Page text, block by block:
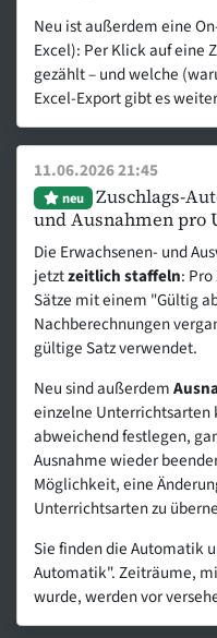
Neu ist außerdem eine
Excel): Per Klick auf eine
gezählt – und welche
Excel-Export gibt es
11.06.2026 21:45
neu
Zuschlags-
und Ausnahmen pro
Die Erwachsenen- und
jetztzeitlich staffeln:
Sätze mit einem "Gültig
Nachberechnungen
gültige Satz verwendet.
Neu sind außerdem
einzelne Unterrichtsarten
abweichend festlegen,
Ausnahme wieder
Möglichkeit, eine
Unterrichtsarten zu
Sie finden die Automatik
Automatik". Zeiträume,
wurde, werden vor